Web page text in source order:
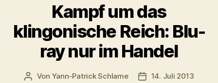
Kampf um das
klingonische Reich: Blu-
ray nur im Handel
Beitragsautor
Von Yann-Patrick Schlame
14. Juli 2013